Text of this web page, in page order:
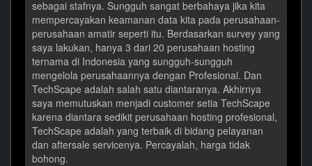
sebagai stafnya. Sungguh sangat berbahaya jika kita
mempercayakan keamanan data kita pada perusahaan-
perusahaan amatir seperti itu. Berdasarkan survey yang
saya lakukan, hanya 3 dari 20 perusahaan hosting
ternama di Indonesia yang sungguh-sungguh
mengelola perusahaannya dengan Profesional. Dan
TechScape adalah salah satu diantaranya. Akhirnya
saya memutuskan menjadi customer setia TechScape
karena diantara sedikit perusahaan hosting profesional,
TechScape adalah yang terbaik di bidang pelayanan
dan aftersale servicenya. Percayalah, harga tidak
bohong.